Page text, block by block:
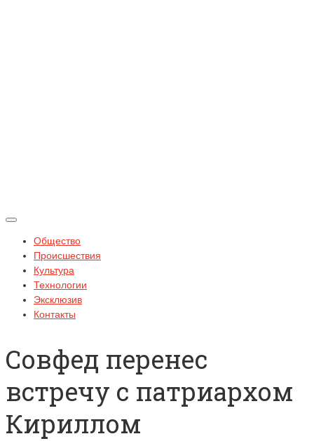
Общество
Происшествия
Культура
Технологии
Эксклюзив
Контакты
Совфед перенес
встречу с патриархом
Кириллом